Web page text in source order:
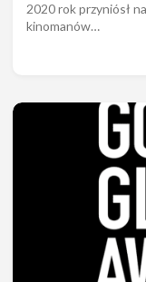
2020 rok przyniósł
kinomanów…